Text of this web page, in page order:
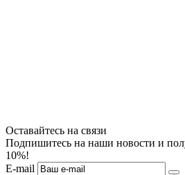
Оставайтесь на связи
Подпишитесь на наши новости и
10%!
E-mail